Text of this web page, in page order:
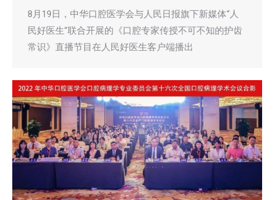
8月19日，中华口腔医学会与人民日报旗下新媒体“人
民好医生”联合开展的《口腔专家传授不可不知的护齿
常识》直播节目在人民好医生客户端播出